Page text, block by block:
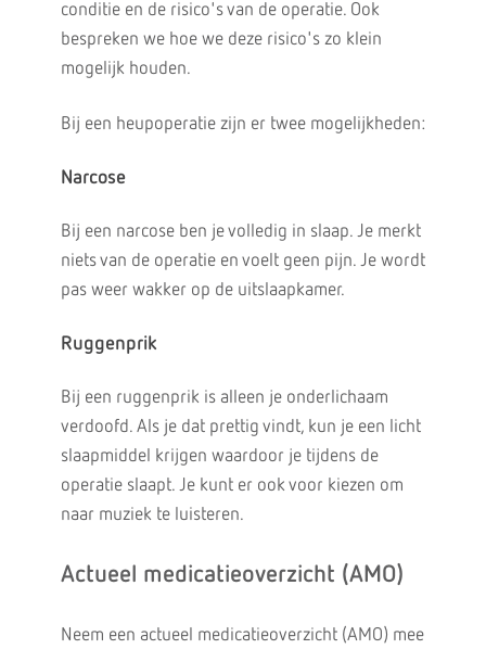
conditie en de risico's van de operatie. Ook
bespreken we hoe we deze risico's zo klein
mogelijk houden.
Bij een heupoperatie zijn er twee mogelijkheden:
Narcose
Bij een narcose ben je volledig in slaap. Je merkt
niets van de operatie en voelt geen pijn. Je wordt
pas weer wakker op de uitslaapkamer.
Ruggenprik
Bij een ruggenprik is alleen je onderlichaam
verdoofd. Als je dat prettig vindt, kun je een licht
slaapmiddel krijgen waardoor je tijdens de
operatie slaapt. Je kunt er ook voor kiezen om
naar muziek te luisteren.
Actueel medicatieoverzicht (AMO)
Neem een actueel medicatieoverzicht (AMO) mee